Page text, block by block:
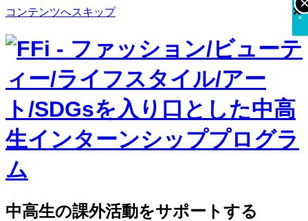
コンテンツへスキップ
中高生の課外活動をサポートする
×
×
×
×